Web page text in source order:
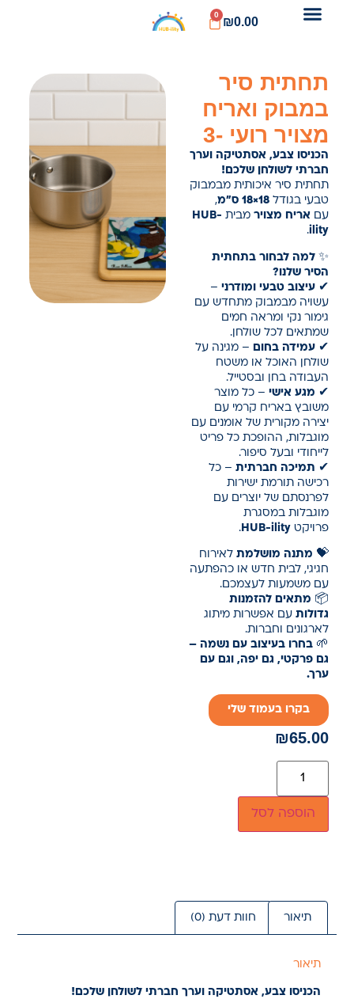
₪0.00
0
תחתית סיר
במבוק ואריח
מצויר רועי -3
הכניסו צבע, אסתטיקה וערך
חברתי לשולחן שלכם!
תחתית סיר איכותית מבמבוק
טבעי בגודל18×18 ס"מ
,
עם אריח מצוירמבית HUB-
ility
.
✨למה לבחור בתחתית
הסיר שלנו?
✔עיצוב טבעי ומודרני –
עשויה מבמבוק מתחדש עם
גימור נקי ומראה חמים
שמתאים לכל שולחן.
✔עמידה בחום
– מגינה על
שולחן האוכל או משטח
העבודה בחן ובסטייל.
✔ מגע אישי – כל מוצר
משובץ באריח קרמי עם
יצירה מקורית של אומנים עם
מוגבלות, ההופכת כל פריט
לייחודי ובעל סיפור.
✔ תמיכה חברתית – כל
רכישה תורמת ישירות
לפרנסתם של יוצרים עם
מוגבלות במסגרת
פרויקטHUB-ility
.
💝 מתנה מושלמת לאירוח
חגיגי, לבית חדש או כהפתעה
עם משמעות לעצמכם.
📦 מתאים להזמנות
גדולות עם אפשרות מיתוג
לארגונים וחברות.
🌱בחרו בעיצוב עם נשמה –
גם פרקטי, גם יפה, וגם עם
ערך.
בקרו בעמוד שלי
₪65.00
הוספה לסל
תיאור חוות דעת (0)
תיאור
הכניסו צבע, אסתטיקה וערך חברתי לשולחן שלכם!